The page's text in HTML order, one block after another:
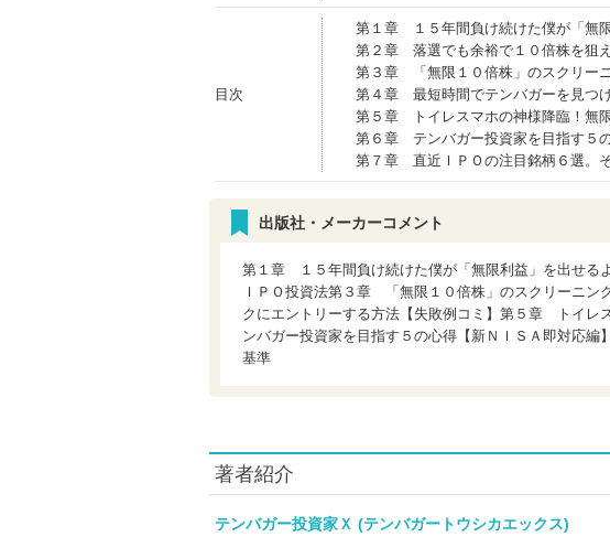
目次
第１章 １５年間負け続けた僕が「無
第２章 落選でも余裕で１０倍株を狙
第３章 「無限１０倍株」のスクリー
第４章 最短時間でテンバガーを見つ
第５章 トイレスマホの神様降臨！無
第６章 テンバガー投資家を目指す５
第７章 直近ＩＰＯの注目銘柄６選。
出版社・メーカーコメント
第１章 １５年間負け続けた僕が「無限利益」を出せ
ＩＰＯ投資法第３章 「無限１０倍株」のスクリーニ
クにエントリーする方法【失敗例コミ】第５章 トイ
ンバガー投資家を目指す５の心得【新ＮＩＳＡ即対応
基準
著者紹介
テンバガー投資家Ｘ (テンバガートウシカエックス)